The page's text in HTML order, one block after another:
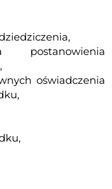
oświadczenia
,